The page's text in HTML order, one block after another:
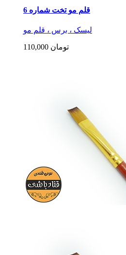
قلم مو تخت شماره 6
لیسک ، برس ، قلم مو
110,000 تومان